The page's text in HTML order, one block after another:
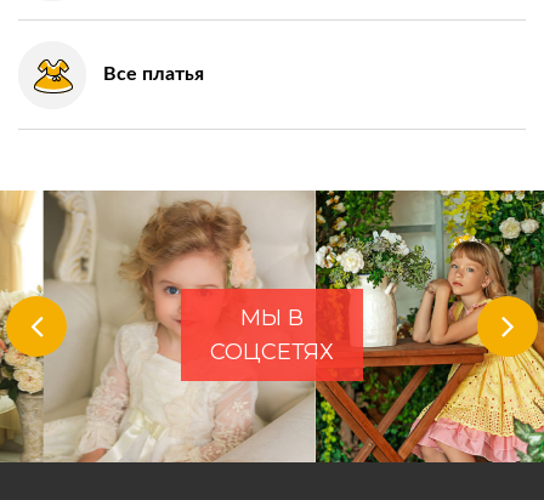
Все платья
МЫ В
СОЦСЕТЯХ